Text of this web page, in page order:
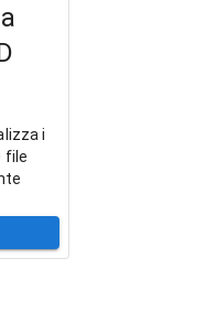
i
file